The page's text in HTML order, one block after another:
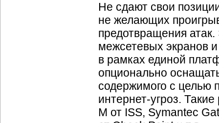
Не сдают свои
не желающих
предотвращения атак.
межсетевых экранов
в рамках единой
опционально
содержимого с целью
интернет-угроз.
M от ISS, Symantec